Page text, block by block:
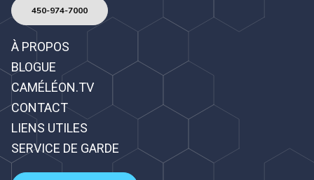
450-974-7000
À PROPOS
BLOGUE
CAMÉLÉON.TV
CONTACT
LIENS UTILES
SERVICE DE GARDE